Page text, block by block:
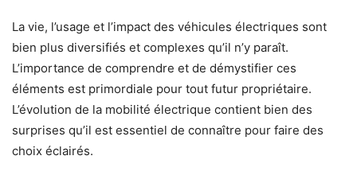
La vie, l’usage et l’impact des véhicules électriques sont
bien plus diversifiés et complexes qu’il n’y paraît.
L’importance de comprendre et de démystifier ces
éléments est primordiale pour tout futur propriétaire.
L’évolution de la mobilité électrique contient bien des
surprises qu’il est essentiel de connaître pour faire des
choix éclairés.